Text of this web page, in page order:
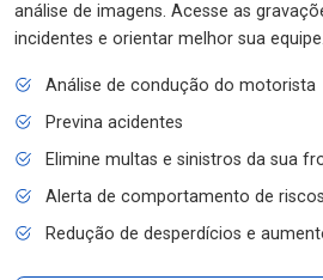
análise de imagens. Acesse as
incidentes e orientar melhor sua equipe.
Análise de condução do motorista
Previna acidentes
Elimine multas e sinistros da sua
Alerta de comportamento de riscos
Redução de desperdícios e